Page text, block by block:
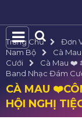
Trang Chủ
Đơn
Nam Bộ
Cà
Cưới
Cà Mau ❤️️
Band Nhạc Đám
CÀ MAU
HỘI NGHỊ